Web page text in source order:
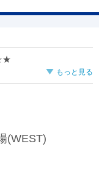
もっと見る
(WEST)